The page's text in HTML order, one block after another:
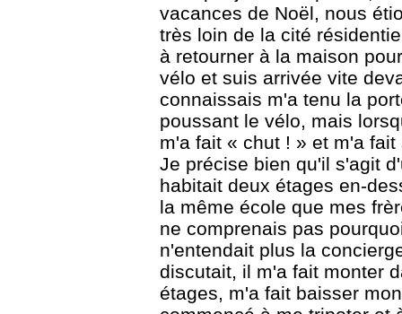
vacances de Noël, nous
très loin de la cité
à retourner à la maison
vélo et suis arrivée vite
connaissais m'a tenu la
poussant le vélo, mais
m'a fait « chut ! » et m'a
Je précise bien qu'il s'agit
habitait deux étages en-
la même école que mes
ne comprenais pas
n'entendait plus la
discutait, il m'a fait monter
étages, m'a fait baisser